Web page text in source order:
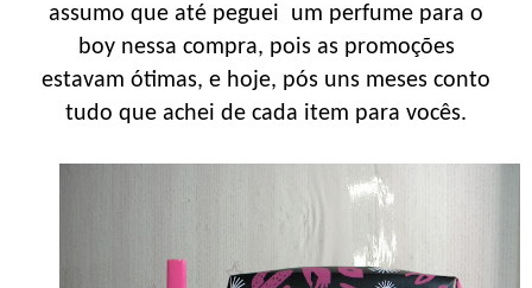
assumo que até peguei um perfume para o
boy nessa compra, pois as promoções
estavam ótimas, e hoje, pós uns meses conto
tudo que achei de cada item para vocês.